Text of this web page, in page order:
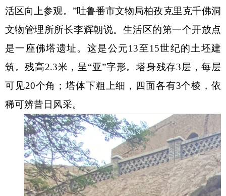
活区向上参观。”吐鲁番市文物局柏孜克里克千佛洞
文物管理所所长李辉朝说。生活区的第一个开放点
是一座佛塔遗址。这是公元13至15世纪的土坯建
筑。残高2.3米，呈“亚”字形。塔身残存3层，每层
可见20个角；塔体下粗上细，四面各有3个棱，依
稀可辨昔日风采。